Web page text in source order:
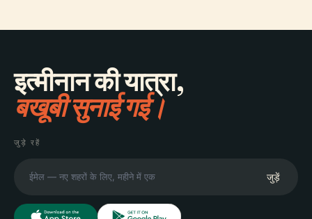
इत्मीनान की यात्रा,
बखूबी सुनाई गई।
जुड़े रहें
जुड़ें